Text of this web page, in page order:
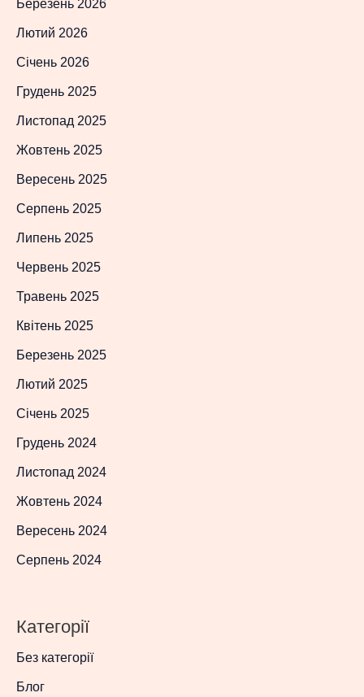
Березень 2026
Лютий 2026
Січень 2026
Грудень 2025
Листопад 2025
Жовтень 2025
Вересень 2025
Серпень 2025
Липень 2025
Червень 2025
Травень 2025
Квітень 2025
Березень 2025
Лютий 2025
Січень 2025
Грудень 2024
Листопад 2024
Жовтень 2024
Вересень 2024
Серпень 2024
Категорії
Без категорії
Блог